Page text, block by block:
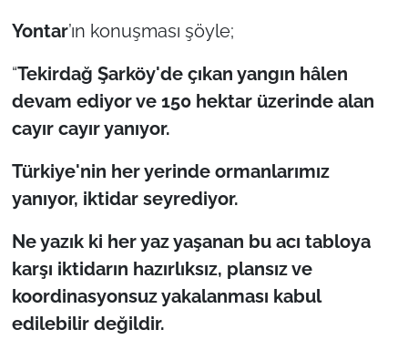
Yontar’ın konuşması şöyle;
“Tekirdağ Şarköy'de çıkan yangın hâlen
devam ediyor ve 150 hektar üzerinde alan
cayır cayır yanıyor.
Türkiye'nin her yerinde ormanlarımız
yanıyor, iktidar seyrediyor.
Ne yazık ki her yaz yaşanan bu acı tabloya
karşı iktidarın hazırlıksız, plansız ve
koordinasyonsuz yakalanması kabul
edilebilir değildir.
Bölge
Güvenlik
Genel
Politika
Dış Haberler
Magazin